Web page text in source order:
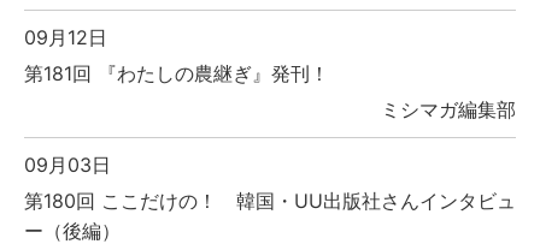
09月12日
第181回 『わたしの農継ぎ』発刊！
ミシマガ編集部
09月03日
第180回 ここだけの！ 韓国・UU出版社さんインタビュ
ー（後編）